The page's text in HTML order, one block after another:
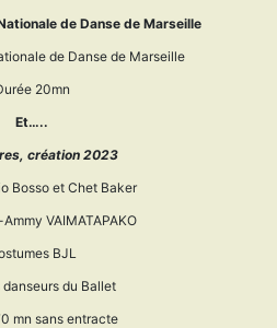
de Danse de Marseille
de Danse de Marseille
20mn
Et…..
, création 2023
Bosso et Chet Baker
VAIMATAPAKO
BJL
du Ballet
mn sans entracte